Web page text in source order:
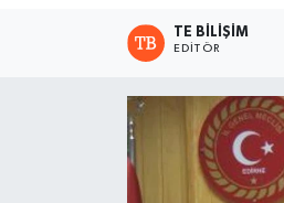
TE BILIŞIM
EDITÖR